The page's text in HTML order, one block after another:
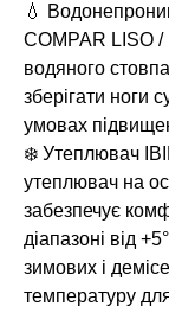
💧
COMPAR LISO
водяного
зберігати ноги
умовах
❄️ Утеплювач
утеплювач на
забезпечує
діапазоні від
зимових і
температуру для